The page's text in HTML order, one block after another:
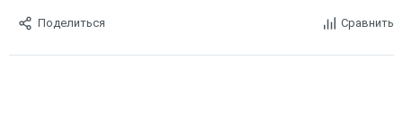
Поделиться Сравнить